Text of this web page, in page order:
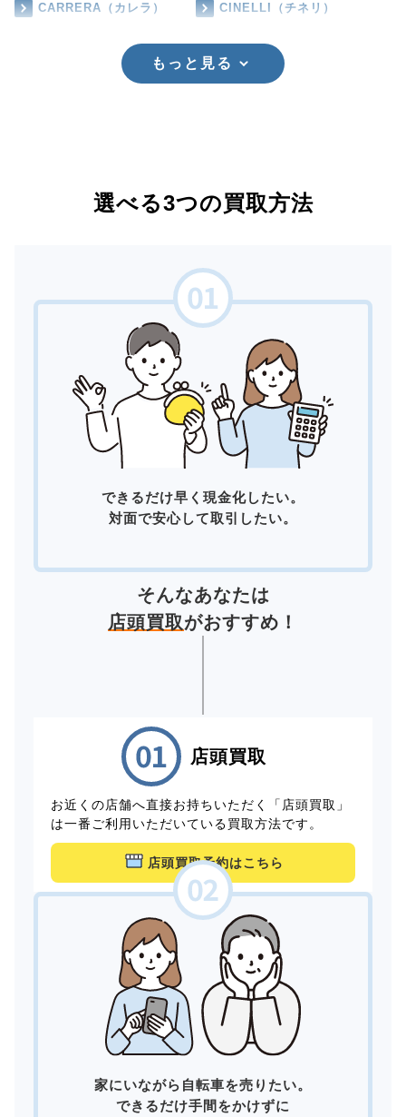
CARRERA（カレラ） CINELLI（チネリ）
もっと見る
選べる3つの買取方法
できるだけ早く現金化したい。
対面で安心して取引したい。
そんなあなたは
店頭買取がおすすめ！
店頭買取
お近くの店舗へ直接お持ちいただく「店頭買取」
は一番ご利用いただいている買取方法です。
店頭買取予約はこちら
家にいながら自転車を売りたい。
できるだけ手間をかけずに